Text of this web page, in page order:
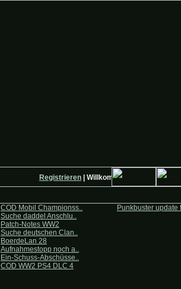
Registrieren| Willkommen auf Deutsche-
COD Mobil Championss..
Suche daddel Anschlu..
Patch-Notes WW2
Suche deutschen Clan..
BoerdeLan 28
Aufnahmestopp noch a..
Ein-Schuss-Abschüsse..
COD WW2 PS4 DLC 4
Punkbuster update